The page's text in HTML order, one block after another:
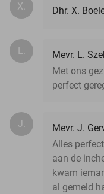
X. Dhr. X.
L.
Mevr. L.
Met ons
perfect
J.
Mevr. J.
Alles
aan de
kwam
al gemeld